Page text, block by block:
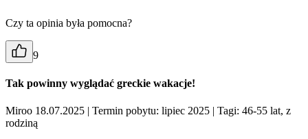
Czy ta opinia była pomocna?
9
Tak powinny wyglądać greckie wakacje!
Miroo 18.07.2025 | Termin pobytu: lipiec 2025 | Tagi: 46-55 lat, z
rodziną